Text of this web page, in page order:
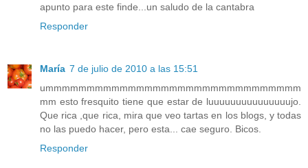
apunto para este finde...un saludo de la cantabra
Responder
María 7 de julio de 2010 a las 15:51
ummmmmmmmmmmmmmmmmmmmmmmmmmmmmmm
mm esto fresquito tiene que estar de luuuuuuuuuuuuuuujo.
Que rica ,que rica, mira que veo tartas en los blogs, y todas
no las puedo hacer, pero esta... cae seguro. Bicos.
Responder